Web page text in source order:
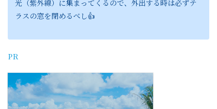
光（紫外線）に集まってくるので、外出する時は必ずテ
ラスの窓を閉めるべし👍
PR